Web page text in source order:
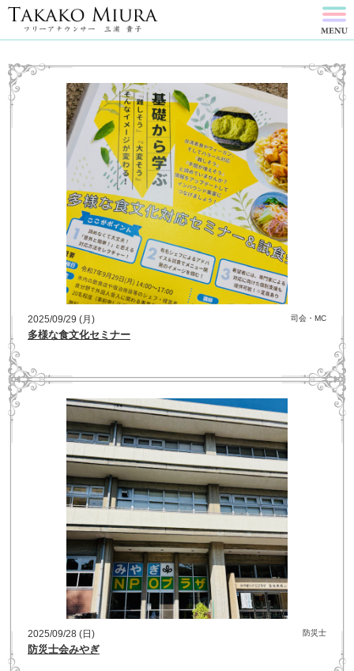
2025/09/29 (月) 司会・MC
多様な食文化セミナー
2025/09/28 (日) 防災士
防災士会みやぎ